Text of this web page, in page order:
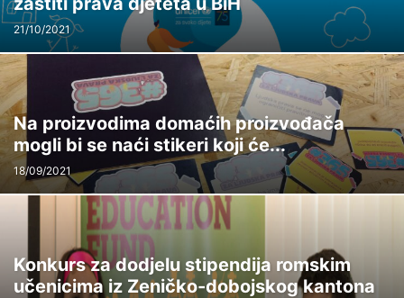
21/10/2021
Na proizvodima domaćih proizvođača
mogli bi se naći stikeri koji će...
18/09/2021
Konkurs za dodjelu stipendija romskim
učenicima iz Zeničko-dobojskog kantona